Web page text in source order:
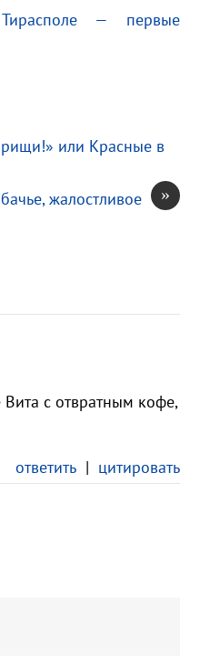
— первые
или Красные в
»
жалостливое
Вита с отвратным кофе,
ответить| цитировать